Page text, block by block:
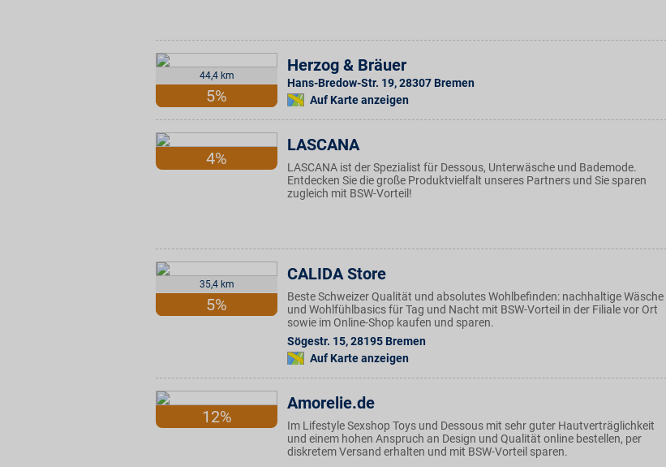
44,4 km
5%
Herzog & Bräuer
Hans-Bredow-Str. 19,28307 Bremen
Auf Karte anzeigen
4%
LASCANA
LASCANA ist der Spezialist für Dessous, Unterwäsche und Bademode.
Entdecken Sie die große Produktvielfalt unseres Partners und Sie sparen
zugleich mit BSW-Vorteil!
35,4 km
5%
CALIDA Store
Beste Schweizer Qualität und absolutes Wohlbefinden: nachhaltige Wäsche
und Wohlfühlbasics für Tag und Nacht mit BSW-Vorteil in der Filiale vor Ort
sowie im Online-Shop kaufen und sparen.
Sögestr. 15,28195 Bremen
Auf Karte anzeigen
12%
Amorelie.de
Im Lifestyle Sexshop Toys und Dessous mit sehr guter Hautverträglichkeit
und einem hohen Anspruch an Design und Qualität online bestellen, per
diskretem Versand erhalten und mit BSW-Vorteil sparen.